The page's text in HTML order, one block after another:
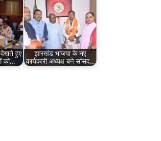
देखते हुए
को…
झारखंड भाजपा के नए
कार्यकारी अध्यक्ष बने सांसद…